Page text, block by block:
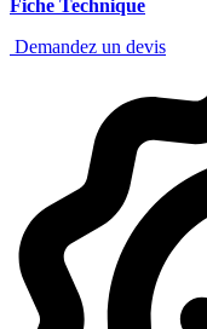
Fiche Technique
Demandez un devis